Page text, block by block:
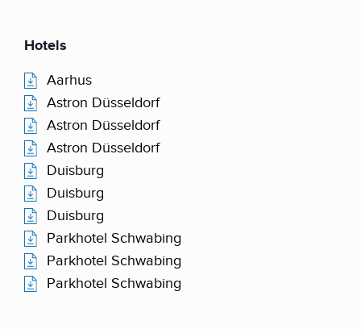
Hotels
Aarhus
Astron Düsseldorf
Astron Düsseldorf
Astron Düsseldorf
Duisburg
Duisburg
Duisburg
Parkhotel Schwabing
Parkhotel Schwabing
Parkhotel Schwabing